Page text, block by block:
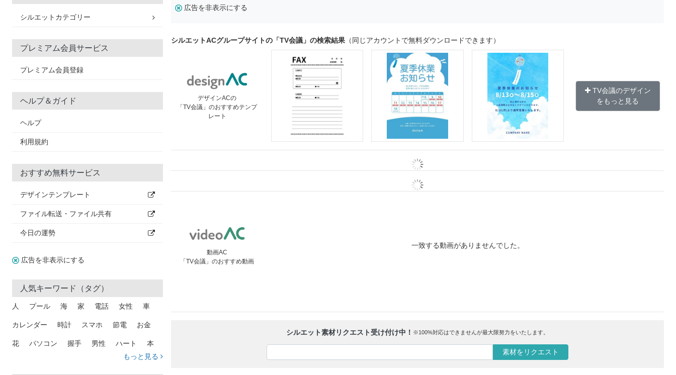
シルエットカテゴリー
プレミアム会員サービス
プレミアム会員登録
ヘルプ＆ガイド
ヘルプ
利用規約
おすすめ無料サービス
デザインテンプレート
ファイル転送・ファイル共有
今日の運勢
広告を非表示にする
人気キーワード（タグ）
人 プール 海 家 電話 女性 車
カレンダー 時計 スマホ 節電 お金
花 パソコン 握手 男性 ハート 本
トラック 木
もっと見る
広告を非表示にする
シルエットACグループサイトの「TV会議」の検索結果 （同じアカウントで無料ダウンロードできます）
デザインACの
「TV会議」のおすすめテンプ
レート
TV会議のデザイン
をもっと見る
動画AC
「TV会議」のおすすめ動画
一致する動画がありませんでした。
シルエット素材リクエスト受け付け中！ ※100%対応はできませんが最大限努力をいたします。
素材をリクエスト